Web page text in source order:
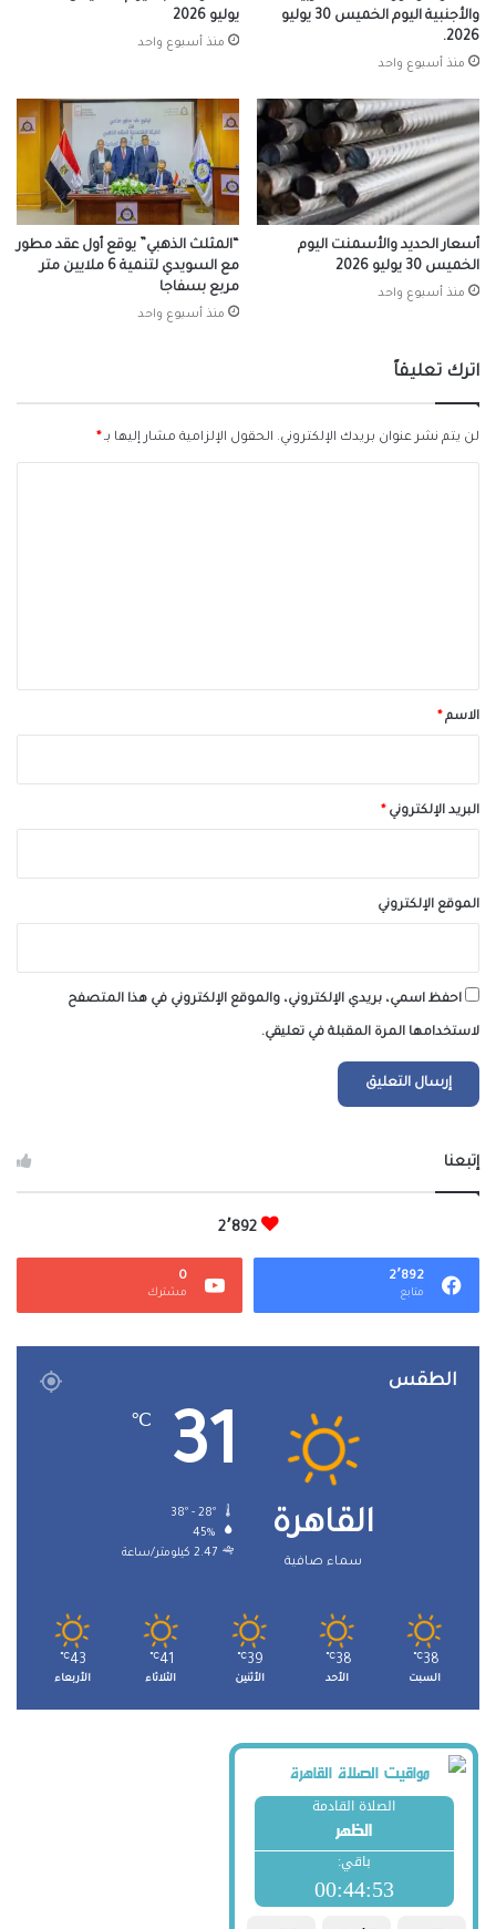
والأجنبية اليوم الخميس 30 يوليو
2026.
منذ أسبوع واحد
يوليو 2026
منذ أسبوع واحد
أسعار الحديد والأسمنت اليوم
الخميس 30 يوليو 2026
منذ أسبوع واحد
“المثلث الذهبي” يوقع أول عقد مطور
مع السويدي لتنمية 6 ملايين متر
مربع بسفاجا
منذ أسبوع واحد
اترك تعليقاً
لن يتم نشر عنوان بريدك الإلكتروني. الحقول الإلزامية مشار إليها بـ*
*الاسم*
البريد الإلكتروني*
الموقع الإلكتروني
احفظ اسمي، بريدي الإلكتروني، والموقع الإلكتروني في هذا المتصفح
لاستخدامها المرة المقبلة في تعليقي.
إتبعنا
2٬892
2٬892
متابع
0
مشترك
الطقس
القاهرة
سماء صافية
31
℃
45%
2.47 كيلومتر/ساعة
38
℃
السبت
38
℃
الأحد
39
℃
الأثنين
41
℃
الثلاثاء
43
℃
الأربعاء